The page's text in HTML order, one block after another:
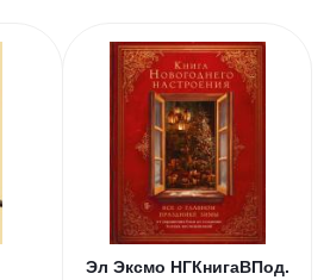
Эл Эксмо НГКнигаВПод.